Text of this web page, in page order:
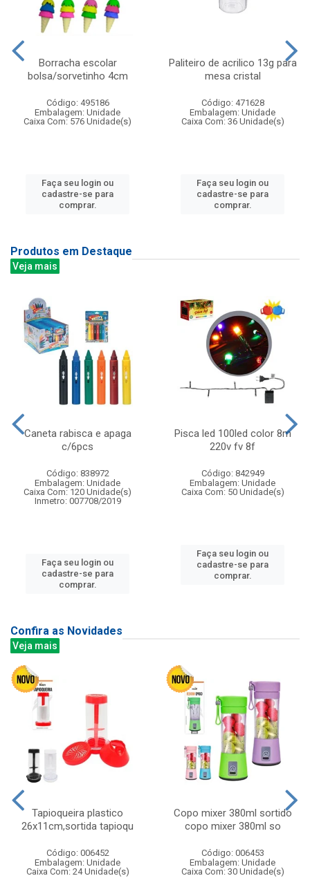
Borracha escolar
bolsa/sorvetinho 4cm
Código: 495186
Embalagem: Unidade
Caixa Com: 576 Unidade(s)
Faça seu login ou
cadastre-se para
comprar.
Paliteiro de acrilico 13g para
mesa cristal
Código: 471628
Embalagem: Unidade
Caixa Com: 36 Unidade(s)
Faça seu login ou
cadastre-se para
comprar.
Produtos em Destaque
Veja mais
Caneta rabisca e apaga
c/6pcs
Código: 838972
Embalagem: Unidade
Caixa Com: 120 Unidade(s)
Inmetro: 007708/2019
Faça seu login ou
cadastre-se para
comprar.
Pisca led 100led color 8m
220v fv 8f
Código: 842949
Embalagem: Unidade
Caixa Com: 50 Unidade(s)
Faça seu login ou
cadastre-se para
comprar.
Confira as Novidades
Veja mais
Tapioqueira plastico
26x11cm,sortida tapioqu
Código: 006452
Embalagem: Unidade
Caixa Com: 24 Unidade(s)
Copo mixer 380ml sortido
copo mixer 380ml so
Código: 006453
Embalagem: Unidade
Caixa Com: 30 Unidade(s)